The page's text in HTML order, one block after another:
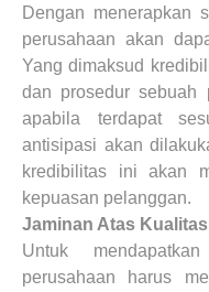
Dengan menerapkan
perusahaan akan
Yang dimaksud
dan prosedur sebuah
apabila terdapat
antisipasi akan
kredibilitas ini akan
kepuasan pelanggan.
Jaminan Atas
Untuk
perusahaan harus